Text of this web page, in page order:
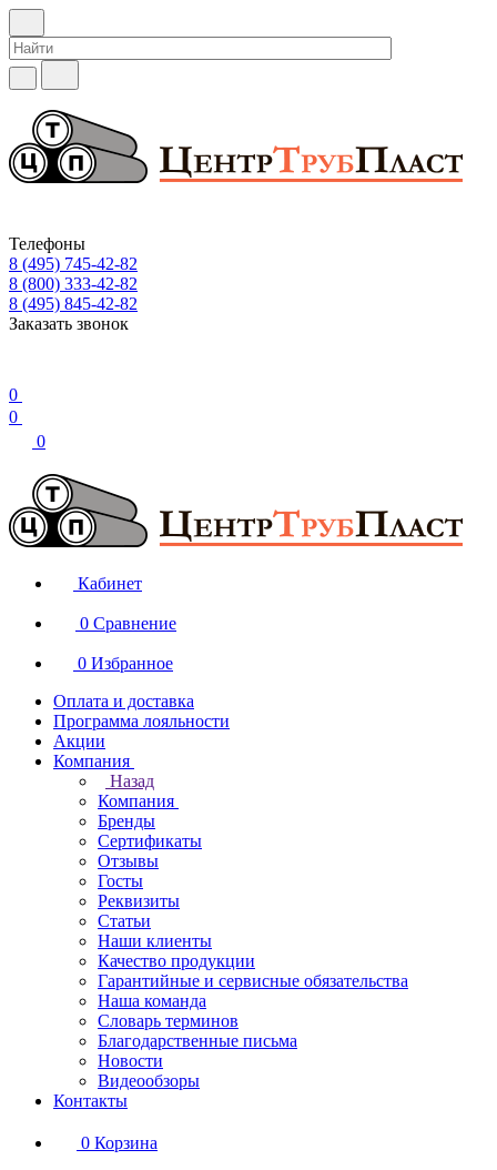
Телефоны
8 (495) 745-42-82
8 (800) 333-42-82
8 (495) 845-42-82
Заказать звонок
0
0
0
Кабинет
0 Сравнение
0 Избранное
Оплата и доставка
Программа лояльности
Акции
Компания
Назад
Компания
Бренды
Сертификаты
Отзывы
Госты
Реквизиты
Статьи
Наши клиенты
Качество продукции
Гарантийные и сервисные обязательства
Наша команда
Словарь терминов
Благодарственные письма
Новости
Видеообзоры
Контакты
0 Корзина